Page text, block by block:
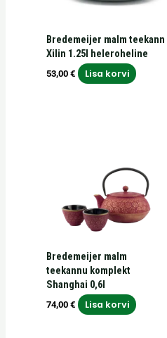
Bredemeijer malm teekann
Xilin 1.25l heleroheline
53,00€ Lisa korvi
Bredemeijer malm
teekannu komplekt
Shanghai 0,6l
74,00€ Lisa korvi